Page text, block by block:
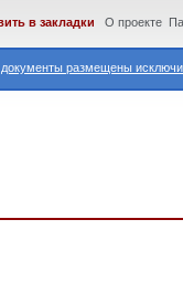
размещены
в закладки О проекте